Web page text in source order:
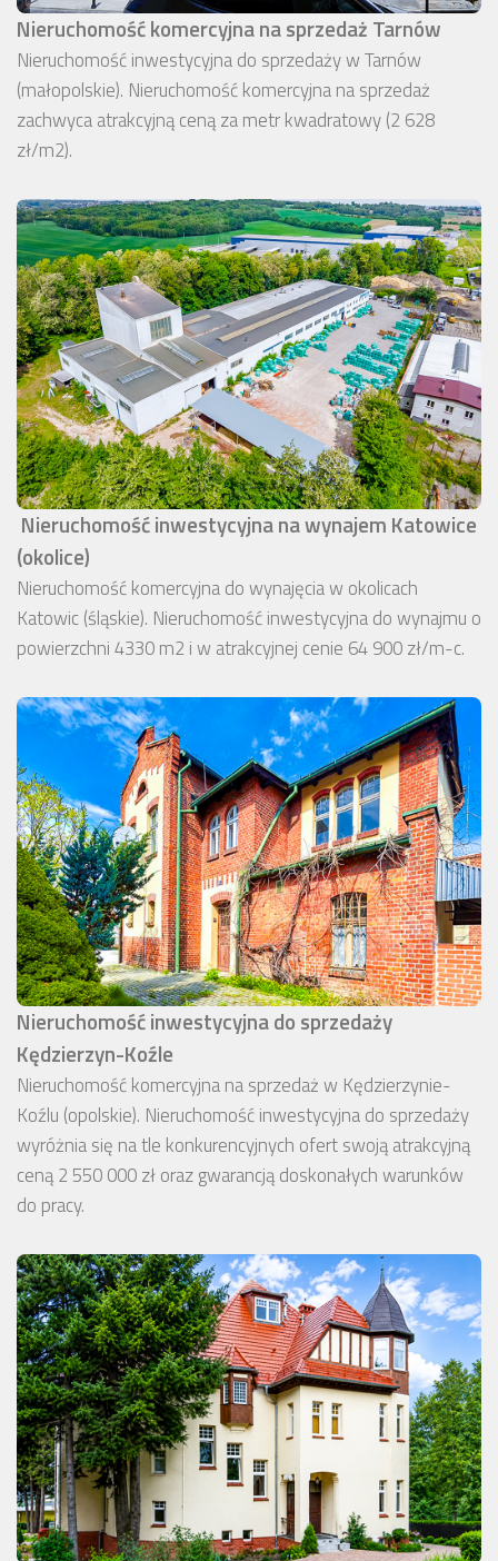
Nieruchomość komercyjna na sprzedaż Tarnów
Nieruchomość inwestycyjna do sprzedaży w Tarnów
(małopolskie). Nieruchomość komercyjna na sprzedaż
zachwyca atrakcyjną ceną za metr kwadratowy (2 628
zł/m2).
Nieruchomość inwestycyjna na wynajem Katowice
(okolice)
Nieruchomość komercyjna do wynajęcia w okolicach
Katowic (śląskie). Nieruchomość inwestycyjna do wynajmu o
powierzchni 4330 m2 i w atrakcyjnej cenie 64 900 zł/m-c.
Nieruchomość inwestycyjna do sprzedaży
Kędzierzyn-Koźle
Nieruchomość komercyjna na sprzedaż w Kędzierzynie-
Koźlu (opolskie). Nieruchomość inwestycyjna do sprzedaży
wyróżnia się na tle konkurencyjnych ofert swoją atrakcyjną
ceną 2 550 000 zł oraz gwarancją doskonałych warunków
do pracy.